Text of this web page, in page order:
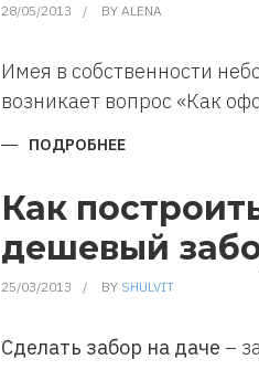
28/05/2013 BY ALENA
Имея в собственности
возникает вопрос «Как
ПОДРОБНЕЕ
СДЕЛАТЬ
ЦВЕТОЧНУЮ
КЛУМБУ
Как
дешевый
25/03/2013 BY SHULVIT
Сделать забор на даче –